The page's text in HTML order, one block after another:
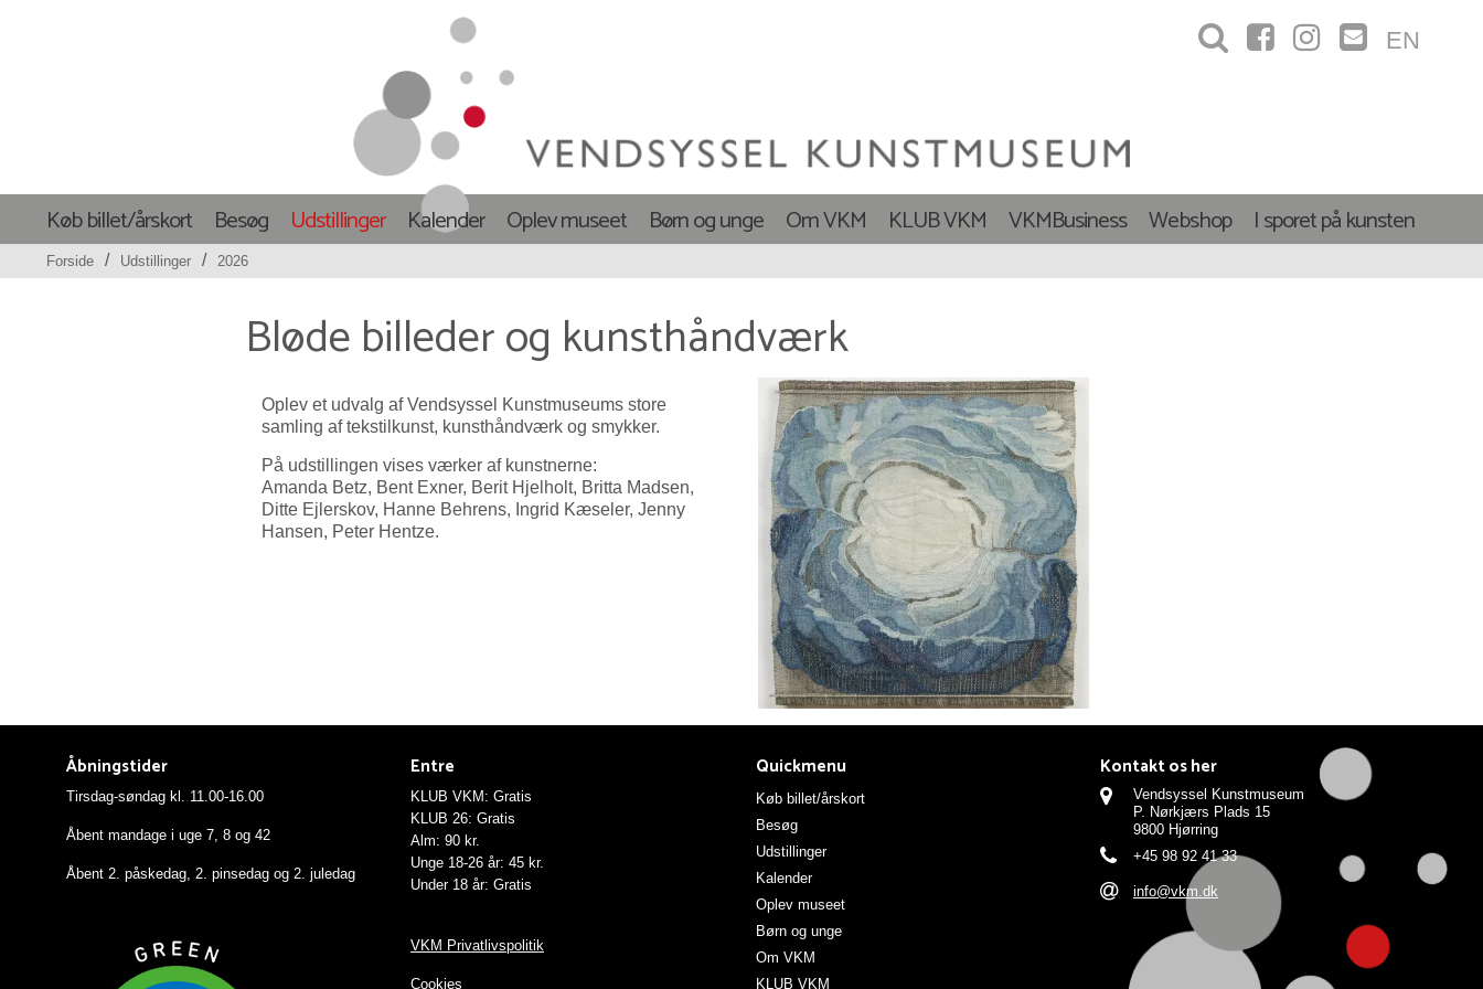
EN
Køb billet/årskort Besøg Udstillinger Kalender Oplev museet Børn og unge Om VKM KLUB VKM VKMBusiness Webshop I sporet på kunsten
Forside / Udstillinger / 2026
Bløde billeder og kunsthåndværk
Oplev et udvalg af Vendsyssel Kunstmuseums store
samling af tekstilkunst, kunsthåndværk og smykker.
På udstillingen vises værker af kunstnerne:
Amanda Betz, Bent Exner, Berit Hjelholt, Britta Madsen,
Ditte Ejlerskov, Hanne Behrens, Ingrid Kæseler, Jenny
Hansen, Peter Hentze.
Åbningstider
Tirsdag-søndag kl. 11.00-16.00
Åbent mandage i uge 7, 8 og 42
Åbent 2. påskedag, 2. pinsedag og 2. juledag
Entre
KLUB VKM: Gratis
KLUB 26: Gratis
Alm: 90 kr.
Unge 18-26 år: 45 kr.
Under 18 år: Gratis
VKM Privatlivspolitik
Cookies
Quickmenu
Køb billet/årskort
Besøg
Udstillinger
Kalender
Oplev museet
Børn og unge
Om VKM
KLUB VKM
Kontakt os her
Vendsyssel Kunstmuseum
P. Nørkjærs Plads 15
9800 Hjørring
+45 98 92 41 33
info@vkm.dk